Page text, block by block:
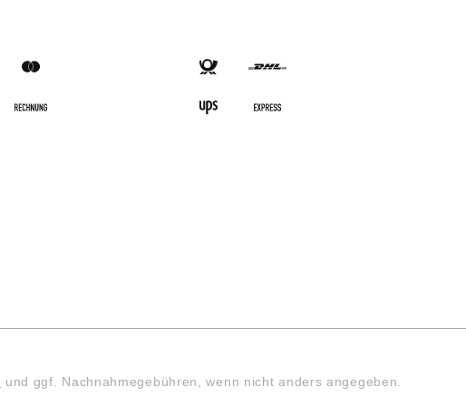
und ggf. Nachnahmegebühren, wenn nicht anders angegeben.